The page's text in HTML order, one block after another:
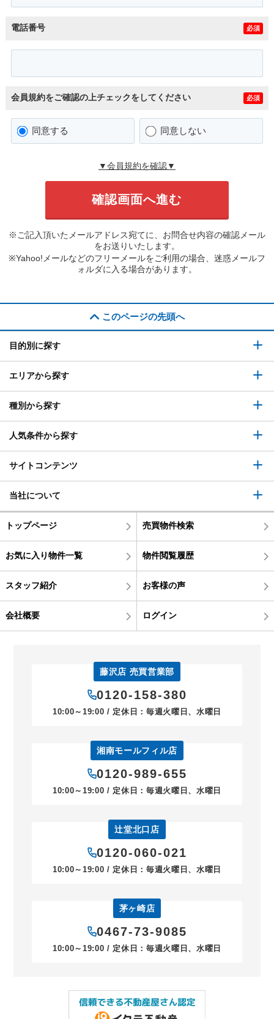
電話番号 必須
会員規約をご確認の上チェックをしてください 必須
同意する 同意しない
▼会員規約を確認▼
※ご記入頂いたメールアドレス宛てに、お問合せ内容の確認メール
をお送りいたします。
※Yahoo!メールなどのフリーメールをご利用の場合、迷惑メールフ
ォルダに入る場合があります。
このページの先頭へ
目的別に探す
エリアから探す
種別から探す
人気条件から探す
サイトコンテンツ
当社について
トップページ 売買物件検索
お気に入り物件一覧 物件閲覧履歴
スタッフ紹介 お客様の声
会社概要 ログイン
藤沢店 売買営業部
0120-158-380
10:00～19:00 / 定休日：毎週火曜日、水曜日
湘南モールフィル店
0120-989-655
10:00～19:00 / 定休日：毎週火曜日、水曜日
辻堂北口店
0120-060-021
10:00～19:00 / 定休日：毎週火曜日、水曜日
茅ヶ崎店
0467-73-9085
10:00～19:00 / 定休日：毎週火曜日、水曜日